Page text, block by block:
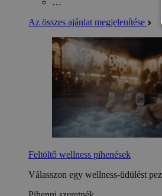
Az összes ajánlat megjelenítése
Feltöltő wellness pihenések
Válasszon egy wellness-üdülést